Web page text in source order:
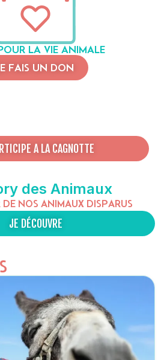
LA VIE ANIMALE
FAIS UN DON
A LA CAGNOTTE
des Animaux
DE NOS ANIMAUX DISPARUS
JE DÉCOUVRE